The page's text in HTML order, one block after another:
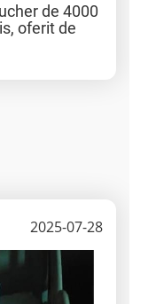
de 4000
oferit de
2025-07-28